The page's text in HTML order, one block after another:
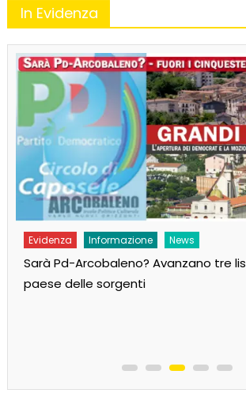
In Evidenza
Evidenza Informazione News
Sarà Pd-Arcobaleno? Avanzano tre
paese delle sorgenti